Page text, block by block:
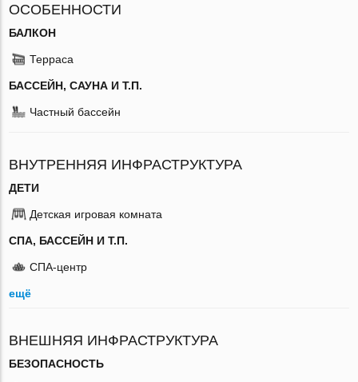
ОСОБЕННОСТИ
БАЛКОН
Терраса
БАССЕЙН, САУНА И Т.П.
Частный бассейн
ВНУТРЕННЯЯ ИНФРАСТРУКТУРА
ДЕТИ
Детская игровая комната
СПА, БАССЕЙН И Т.П.
СПА-центр
ещё
ВНЕШНЯЯ ИНФРАСТРУКТУРА
БЕЗОПАСНОСТЬ